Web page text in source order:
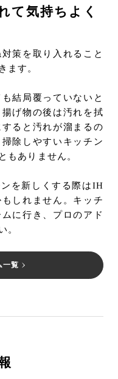
て気持ちよく
策を取り入れること
ます。
結局覆っていないと
げ物の後は汚れを拭
ると汚れが溜まるの
除しやすいキッチン
もありません。
を新しくする際はIH
しれません。キッチ
に行き、プロのアド
。
一覧